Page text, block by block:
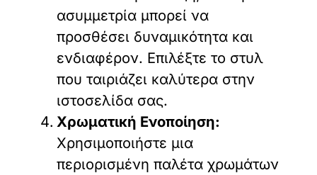
ασυμμετρία μπορεί να
προσθέσει δυναμικότητα και
ενδιαφέρον. Επιλέξτε το στυλ
που ταιριάζει καλύτερα στην
ιστοσελίδα σας.
Χρωματική Ενοποίηση:
Χρησιμοποιήστε μια
περιορισμένη παλέτα χρωμάτων